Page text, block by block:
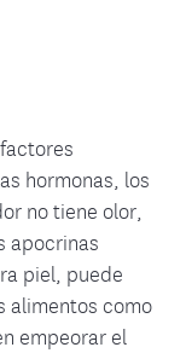
hormonas, los
no tiene olor,
apocrinas
piel, puede
alimentos como
empeorar el